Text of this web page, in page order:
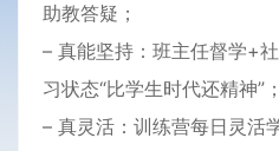
助教答疑；
– 真能坚持：班主任督学+
习状态“比学生时代还精神”；
– 真灵活：训练营每日灵活